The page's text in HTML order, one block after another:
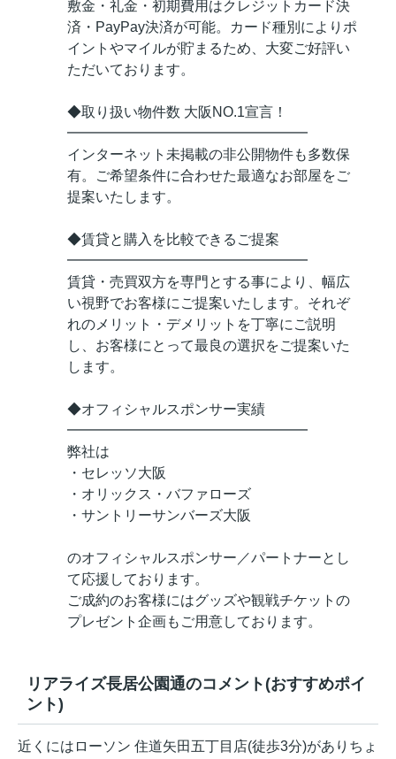
敷金・礼金・初期費用はクレジットカード決
済・PayPay決済が可能。カード種別によりポ
イントやマイルが貯まるため、大変ご好評い
ただいております。
◆取り扱い物件数 大阪NO.1宣言！
━━━━━━━━━━━━━━━━━
インターネット未掲載の非公開物件も多数保
有。ご希望条件に合わせた最適なお部屋をご
提案いたします。
◆賃貸と購入を比較できるご提案
━━━━━━━━━━━━━━━━━
賃貸・売買双方を専門とする事により、幅広
い視野でお客様にご提案いたします。それぞ
れのメリット・デメリットを丁寧にご説明
し、お客様にとって最良の選択をご提案いた
します。
◆オフィシャルスポンサー実績
━━━━━━━━━━━━━━━━━
弊社は
・セレッソ大阪
・オリックス・バファローズ
・サントリーサンバーズ大阪
のオフィシャルスポンサー／パートナーとし
て応援しております。
ご成約のお客様にはグッズや観戦チケットの
プレゼント企画もご用意しております。
リアライズ長居公園通のコメント(おすすめポイ
ント)
近くにはローソン 住道矢田五丁目店(徒歩3分)がありちょ